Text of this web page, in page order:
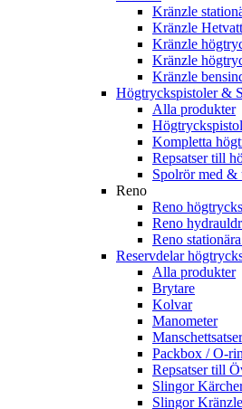
Kränzle
Kränzle
Kränzle
Kränzle
Kränzle
Högtryckspistoler &
Alla produkter
Kompletta
Repsatser till
Spolrör med &
Reno
Reno
Reno
Reno
Reservdelar
Alla produkter
Brytare
Kolvar
Manometer
Manschettsatser
Packbox / O-
Repsatser till
Slingor
Slingor Kränzle